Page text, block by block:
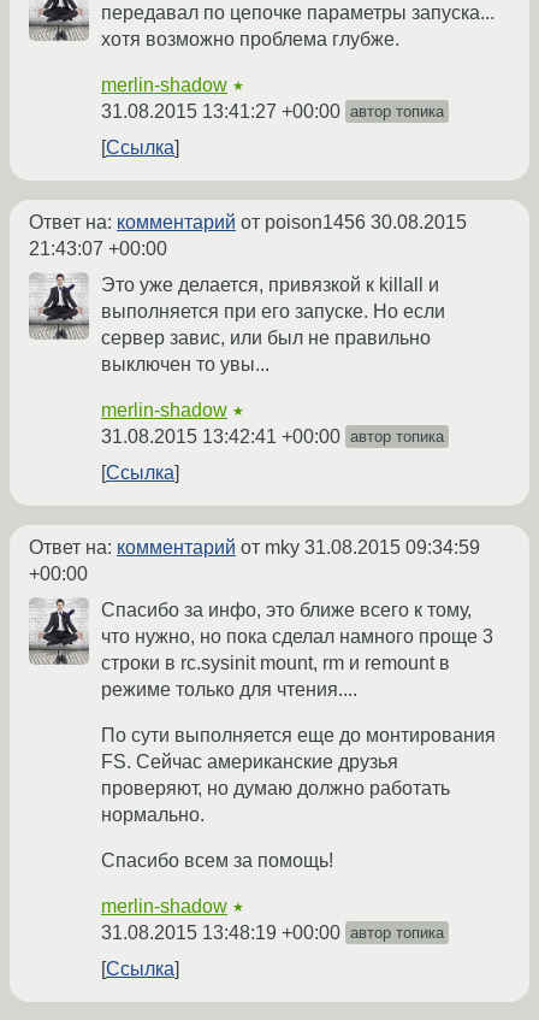
передавал по цепочке параметры запуска...
хотя возможно проблема глубже.
merlin-shadow ★
31.08.2015 13:41:27 +00:00 автор топика
Ссылка
Ответ на: комментарий от poison1456 30.08.2015
21:43:07 +00:00
Это уже делается, привязкой к killall и
выполняется при его запуске. Но если
сервер завис, или был не правильно
выключен то увы...
merlin-shadow ★
31.08.2015 13:42:41 +00:00 автор топика
Ссылка
Ответ на: комментарий от mky 31.08.2015 09:34:59
+00:00
Спасибо за инфо, это ближе всего к тому,
что нужно, но пока сделал намного проще 3
строки в rc.sysinit mount, rm и remount в
режиме только для чтения....
По сути выполняется еще до монтирования
FS. Сейчас американские друзья
проверяют, но думаю должно работать
нормально.
Спасибо всем за помощь!
merlin-shadow ★
31.08.2015 13:48:19 +00:00 автор топика
Ссылка